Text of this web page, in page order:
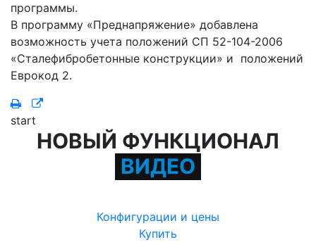
программы.
В программу «Преднапряжение» добавлена
возможность учета положений СП 52-104-2006
«Сталефибробетонные конструкции» и положений
Еврокод 2.
start
НОВЫЙ ФУНКЦИОНАЛ
ВИДЕО
Конфигурации и цены
Купить